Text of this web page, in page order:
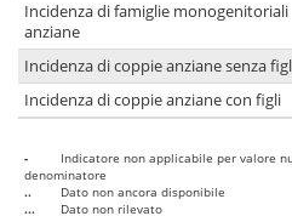
Incidenza di famiglie monogenitoriali
anziane
Incidenza di coppie anziane senza
Incidenza di coppie anziane con figli
-
Indicatore non applicabile per valore
denominatore
..
Dato non ancora disponibile
...
Dato non rilevato